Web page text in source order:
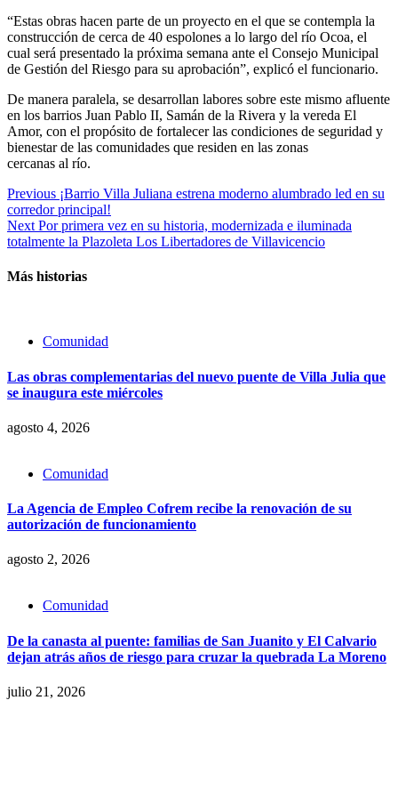
“Estas obras hacen parte de un proyecto en el que se contempla la
construcción de cerca de 40 espolones a lo largo del río Ocoa, el
cual será presentado la próxima semana ante el Consejo Municipal
de Gestión del Riesgo para su aprobación”, explicó el funcionario.
De manera paralela, se desarrollan labores sobre este mismo afluente
en los barrios Juan Pablo II, Samán de la Rivera y la vereda El
Amor, con el propósito de fortalecer las condiciones de seguridad y
bienestar de las comunidades que residen en las zonas
cercanas al río.
Previous ¡Barrio Villa Juliana estrena moderno alumbrado led en su
corredor principal!
Next Por primera vez en su historia, modernizada e iluminada
totalmente la Plazoleta Los Libertadores de Villavicencio
Más historias
Comunidad
Las obras complementarias del nuevo puente de Villa Julia que
se inaugura este miércoles
agosto 4, 2026
Comunidad
La Agencia de Empleo Cofrem recibe la renovación de su
autorización de funcionamiento
agosto 2, 2026
Comunidad
De la canasta al puente: familias de San Juanito y El Calvario
dejan atrás años de riesgo para cruzar la quebrada La Moreno
julio 21, 2026